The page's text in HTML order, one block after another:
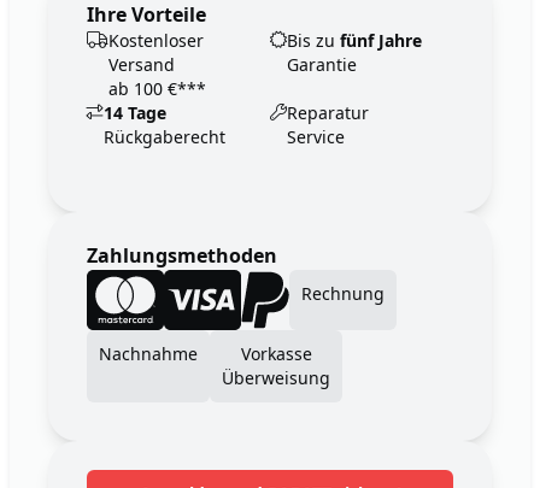
Ihre Vorteile
Kostenloser
Versand
ab 100 €***
Bis zu fünf Jahre
Garantie
14 Tage
Rückgaberecht
Reparatur
Service
Zahlungsmethoden
Rechnung
Nachnahme
Vorkasse
Überweisung